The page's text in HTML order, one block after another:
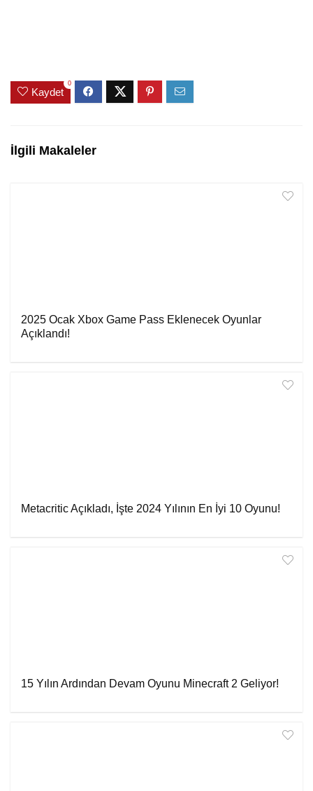
Kaydet
0
İlgili Makaleler
2025 Ocak Xbox Game Pass Eklenecek Oyunlar
Açıklandı!
Metacritic Açıkladı, İşte 2024 Yılının En İyi 10 Oyunu!
15 Yılın Ardından Devam Oyunu Minecraft 2 Geliyor!